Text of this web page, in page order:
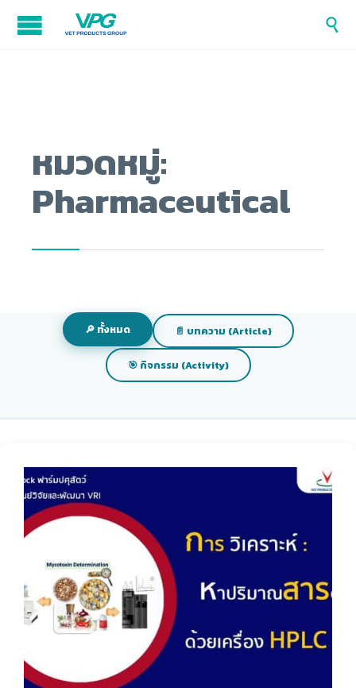

หมวดหมู่:
Pharmaceutical
🔎 ทั้งหมด 📄 บทความ (Article)
🎯 กิจกรรม (Activity)